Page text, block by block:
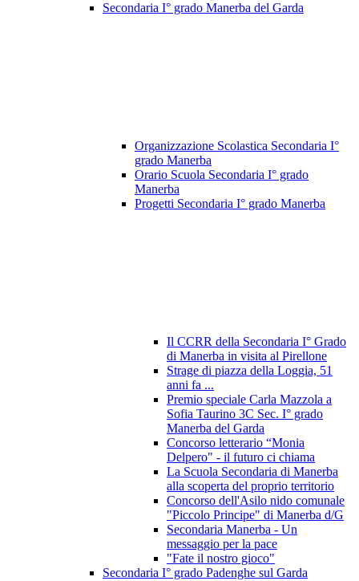
Secondaria I° grado Manerba del Garda
Organizzazione Scolastica Secondaria I°
grado Manerba
Orario Scuola Secondaria I° grado
Manerba
Progetti Secondaria I° grado Manerba
Il CCRR della Secondaria I° Grado
di Manerba in visita al Pirellone
Strage di piazza della Loggia, 51
anni fa ...
Premio speciale Carla Mazzola a
Sofia Taurino 3C Sec. I° grado
Manerba del Garda
Concorso letterario “Monia
Delpero" - il futuro ci chiama
La Scuola Secondaria di Manerba
alla scoperta del proprio territorio
Concorso dell'Asilo nido comunale
"Piccolo Principe" di Manerba d/G
Secondaria Manerba - Un
messaggio per la pace
"Fate il nostro gioco"
Secondaria I° grado Padenghe sul Garda